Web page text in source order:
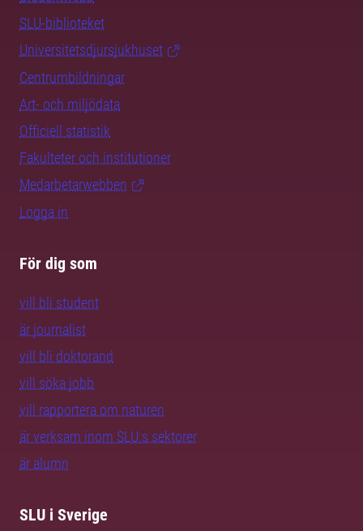
SLU-biblioteket
Universitetsdjursjukhuset
Centrumbildningar
Art- och miljödata
Officiell statistik
Fakulteter och institutioner
Medarbetarwebben
Logga in
För dig som
vill bli student
är journalist
vill bli doktorand
vill söka jobb
vill rapportera om naturen
är verksam inom SLU:s sektorer
är alumn
SLU i Sverige